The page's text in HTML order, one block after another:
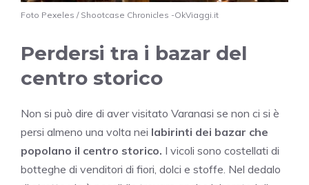
Foto Pexeles / Shootcase Chronicles -OkViaggi.it
Perdersi tra i bazar del
centro storico
Non si può dire di aver visitato Varanasi se non ci si è
persi almeno una volta nei labirinti dei bazar che
popolano il centro storico. I vicoli sono costellati di
botteghe di venditori di fiori, dolci e stoffe. Nel dedalo